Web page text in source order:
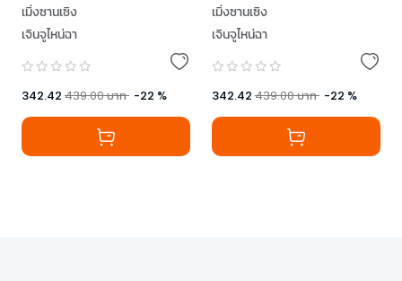
เมิ่งซานเซิง
เจินจูไหน่ฉา
342.42 439.00บาท -22 %
เมิ่งซานเซิง
เจินจูไหน่ฉา
342.42 439.00บาท -22 %